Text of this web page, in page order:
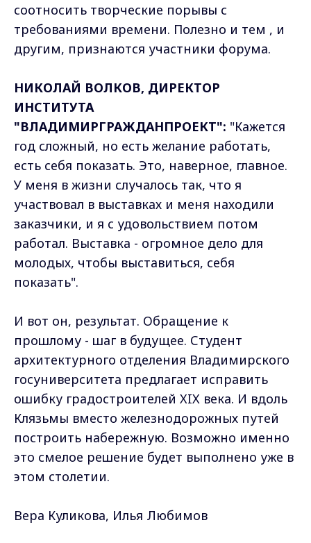
соотносить творческие порывы с
требованиями времени. Полезно и тем , и
другим, признаются участники форума.
НИКОЛАЙ ВОЛКОВ, ДИРЕКТОР
ИНСТИТУТА
"ВЛАДИМИРГРАЖДАНПРОЕКТ": "Кажется
год сложный, но есть желание работать,
есть себя показать. Это, наверное, главное.
У меня в жизни случалось так, что я
участвовал в выставках и меня находили
заказчики, и я с удовольствием потом
работал. Выставка - огромное дело для
молодых, чтобы выставиться, себя
показать".
И вот он, результат. Обращение к
прошлому - шаг в будущее. Студент
архитектурного отделения Владимирского
госуниверситета предлагает исправить
ошибку градостроителей XIX века. И вдоль
Клязьмы вместо железнодорожных путей
построить набережную. Возможно именно
это смелое решение будет выполнено уже в
этом столетии.
Вера Куликова, Илья Любимов